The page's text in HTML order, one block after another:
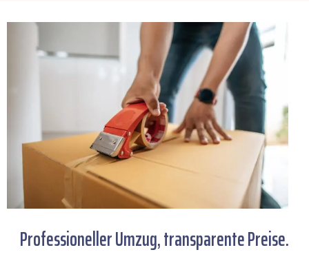
Professioneller Umzug, transparente Preise.